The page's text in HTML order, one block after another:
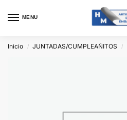
MENU
Inicio / JUNTADAS/CUMPLEAÑITOS /